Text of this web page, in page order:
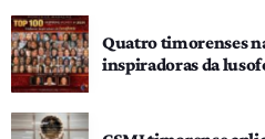
Quatro timorenses
inspiradoras da